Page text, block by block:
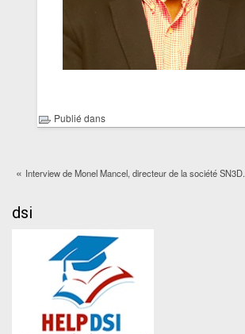
Publié dans
« Interview de Monel Mancel, directeur de la société SN3D.
dsi